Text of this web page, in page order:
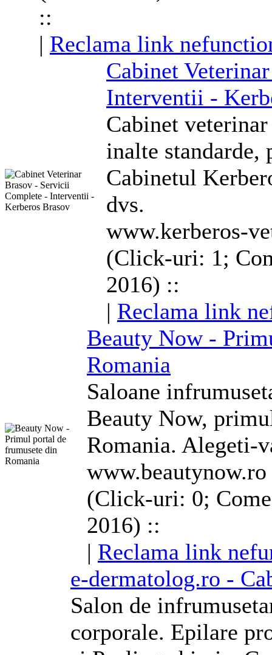
::
| Reclama link
Cabinet
Interventii -
Cabinet
inalte standarde,
Cabinetul
dvs.
www.kerberos-
(Click-uri: 1;
2016) ::
| Reclama link
Beauty Now -
Romania
Saloane
Beauty Now,
Romania. Alegeti-
www.beautynow.ro
(Click-uri: 0;
2016) ::
| Reclama link
e-dermatolog.ro -
Salon de
corporale. Epilare